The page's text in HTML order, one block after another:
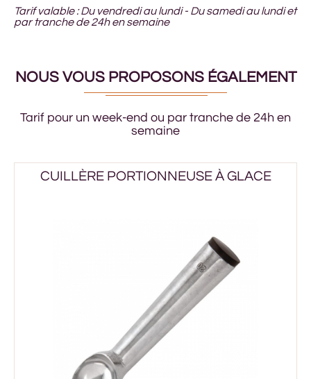
Tarif valable : Du vendredi au lundi - Du samedi au lundi et
par tranche de 24h en semaine
NOUS VOUS PROPOSONS ÉGALEMENT
Tarif pour un week-end ou par tranche de 24h en
semaine
CUILLÈRE PORTIONNEUSE À GLACE